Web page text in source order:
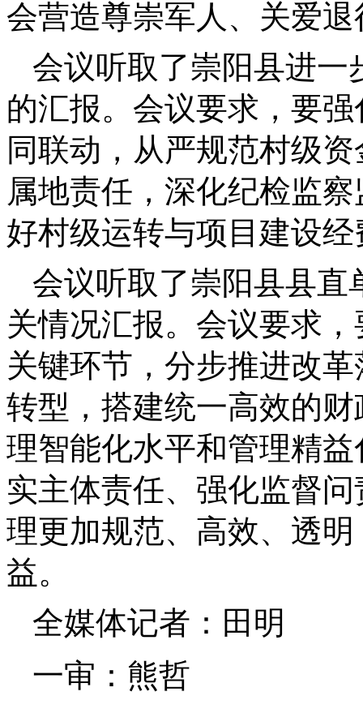
会营造尊崇军人、关爱
会议听取了崇阳县进一
的汇报。会议要求，要
同联动，从严规范村级
属地责任，深化纪检监
好村级运转与项目建设
会议听取了崇阳县县直
关情况汇报。会议要求
关键环节，分步推进改
转型，搭建统一高效的
理智能化水平和管理精
实主体责任、强化监督
理更加规范、高效、透
益。
全媒体记者：田明
一审：熊哲